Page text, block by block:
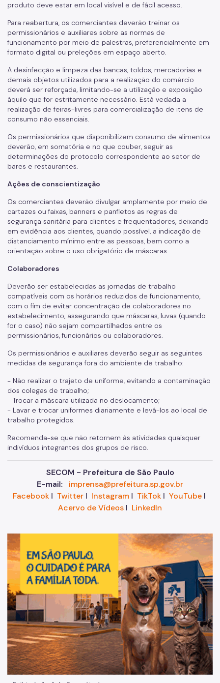
produto deve estar em local visível e de fácil acesso.
Para reabertura, os comerciantes deverão treinar os
permissionários e auxiliares sobre as normas de
funcionamento por meio de palestras, preferencialmente em
formato digital ou preleções em espaço aberto.
A desinfecção e limpeza das bancas, toldos, mercadorias e
demais objetos utilizados para a realização do comércio
deverá ser reforçada, limitando-se a utilização e exposição
àquilo que for estritamente necessário. Está vedada a
realização de feiras-livres para comercialização de itens de
consumo não essenciais.
Os permissionários que disponibilizem consumo de alimentos
deverão, em somatória e no que couber, seguir as
determinações do protocolo correspondente ao setor de
bares e restaurantes.
Ações de conscientização
Os comerciantes deverão divulgar amplamente por meio de
cartazes ou faixas, banners e panfletos as regras de
segurança sanitária para clientes e frequentadores, deixando
em evidência aos clientes, quando possível, a indicação de
distanciamento mínimo entre as pessoas, bem como a
orientação sobre o uso obrigatório de máscaras.
Colaboradores
Deverão ser estabelecidas as jornadas de trabalho
compatíveis com os horários reduzidos de funcionamento,
com o fim de evitar concentração de colaboradores no
estabelecimento, assegurando que máscaras, luvas (quando
for o caso) não sejam compartilhados entre os
permissionários, funcionários ou colaboradores.
Os permissionários e auxiliares deverão seguir as seguintes
medidas de segurança fora do ambiente de trabalho:
- Não realizar o trajeto de uniforme, evitando a contaminação
dos colegas de trabalho;
- Trocar a máscara utilizada no deslocamento;
- Lavar e trocar uniformes diariamente e levá-los ao local de
trabalho protegidos.
Recomenda-se que não retornem às atividades quaisquer
indivíduos integrantes dos grupos de risco.
SECOM - Prefeitura de São Paulo
E-mail:
imprensa@prefeitura.sp.gov.br
FacebookI TwitterI InstagramI TikTokI YouTubeI
Acervo de Vídeos I LinkedIn